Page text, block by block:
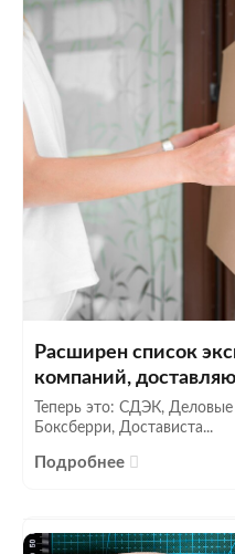
Расширен список
компаний,
Теперь это: СДЭК,
Боксберри, Достависта...
Подробнее